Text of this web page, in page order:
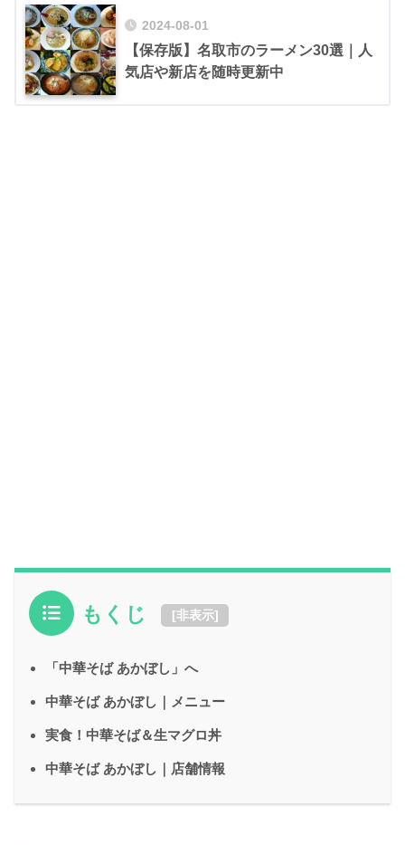
2024-08-01
【保存版】名取市のラーメン30選｜人
気店や新店を随時更新中
もくじ [非表示]
「中華そば あかぼし」へ
中華そば あかぼし｜メニュー
実食！中華そば＆生マグロ丼
中華そば あかぼし｜店舗情報